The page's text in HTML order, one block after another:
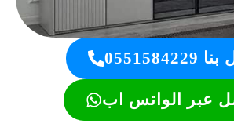
عبر الواتس اب